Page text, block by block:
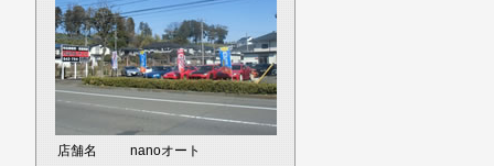
店舗名 nanoオート